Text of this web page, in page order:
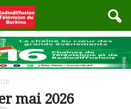
mai 2026